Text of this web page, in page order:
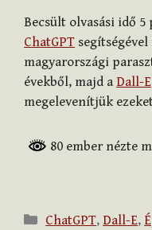
Becsült olvasási idő 5
ChatGPT
magyarországi
évekből, majd a Dall-E
megelevenítjük
80 ember nézte
Kategória
ChatGPT, Dall-E,